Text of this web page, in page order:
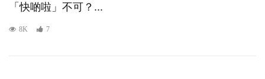
「快啲啦」不可？...
8K 7